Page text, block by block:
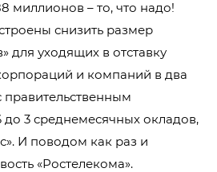
миллионов – то, что надо!
снизить размер
для уходящих в отставку
и компаний в два
3 среднемесячных окладов,
И поводом как раз и
«Ростелекома».